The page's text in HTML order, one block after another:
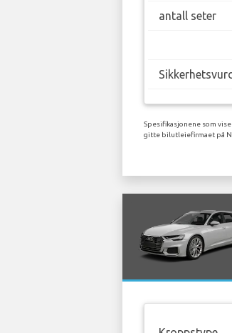
antall seter
Spesifikasjonene som
gitte bilutleiefirmaet på